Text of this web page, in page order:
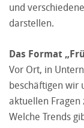
und
darstellen.
Das Format
Vor Ort, in
beschäftigen wir
aktuellen Fragen
Welche Trends